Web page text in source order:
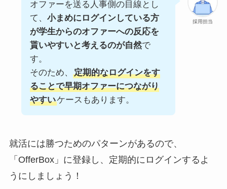
採用担当
オファーを送る人事側の目線とし
て、 小まめにログインしている方
が学生からのオファーへの反応を
貰いやすいと考えるのが自然で
す。
そのため、
定期的なログインをす
ることで早期オファーにつながり
やすいケースもあります。
就活には勝つためのパターンがあるので、
「OfferBox」に登録し、定期的にログインするよ
うにしましょう！